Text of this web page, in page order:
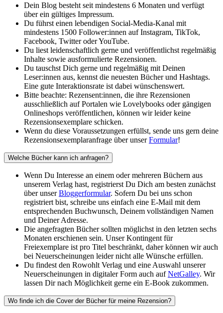
Dein Blog besteht seit mindestens 6 Monaten und verfügt
über ein gültiges Impressum.
Du führst einen lebendigen Social-Media-Kanal mit
mindestens 1500 Follower:innen auf Instagram, TikTok,
Facebook, Twitter oder YouTube.
Du liest leidenschaftlich gerne und veröffentlichst regelmäßig
Inhalte sowie ausformulierte Rezensionen.
Du tauschst Dich gerne und regelmäßig mit Deinen
Leser:innen aus, kennst die neuesten Bücher und Hashtags.
Eine gute Interaktionsrate ist dabei wünschenswert.
Bitte beachte: Rezensent:innen, die ihre Rezensionen
ausschließlich auf Portalen wie Lovelybooks oder gängigen
Onlineshops veröffentlichen, können wir leider keine
Rezensionsexemplare schicken.
Wenn du diese Voraussetzungen erfüllst, sende uns gern deine
Rezensionsexemplaranfrage über unserFormular!
Welche Bücher kann ich anfragen?
Wenn Du Interesse an einem oder mehreren Büchern aus
unserem Verlag hast, registrierst Du Dich am besten zunächst
über unserBloggerformular. Sofern Du bei uns schon
registriert bist, schreibe uns einfach eine E-Mail mit dem
entsprechenden Buchwunsch, Deinem vollständigen Namen
und Deiner Adresse.
Die angefragten Bücher sollten möglichst in den letzten sechs
Monaten erschienen sein. Unser Kontingent für
Freiexemplare ist pro Titel beschränkt, daher können wir auch
bei Neuerscheinungen leider nicht alle Wünsche erfüllen.
Du findest den Rowohlt Verlag und eine Auswahl unserer
Neuerscheinungen in digitaler Form auch aufNetGalley. Wir
lassen Dir nach Möglichkeit gerne ein E-Book zukommen.
Wo finde ich die Cover der Bücher für meine Rezension?